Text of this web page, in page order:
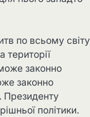
по всьому світу
території
законно
законно
Президенту
політики.